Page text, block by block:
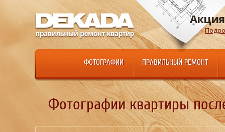
ФОТОГРАФИИ ПРАВИЛЬНЫЙ РЕМОНТ
Фотографии квартиры